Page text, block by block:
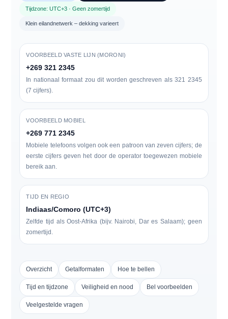
Tijdzone: UTC+3 · Geen zomertijd
Klein eilandnetwerk – dekking varieert
VOORBEELD VASTE LIJN (MORONI)
+269 321 2345
In nationaal formaat zou dit worden geschreven als321 2345
(7 cijfers).
VOORBEELD MOBIEL
+269 771 2345
Mobiele telefoons volgen ook een patroon van zeven cijfers; de
eerste cijfers geven het door de operator toegewezen mobiele
bereik aan.
TIJD EN REGIO
Indiaas/Comoro (UTC+3)
Zelfde tijd als Oost-Afrika (bijv. Nairobi, Dar es Salaam); geen
zomertijd.
Overzicht Getalformaten Hoe te bellen
Tijd en tijdzone Veiligheid en nood Bel voorbeelden
Veelgestelde vragen